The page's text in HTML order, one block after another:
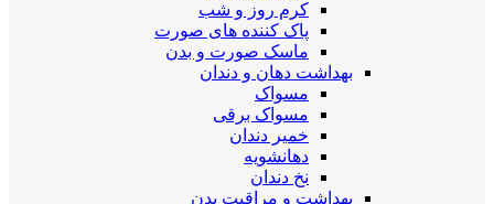
کرم روز و شب
پاک کننده های صورت
ماسک صورت و بدن
بهداشت دهان و دندان
مسواک
مسواک برقی
خمیر دندان
دهانشویه
نخ دندان
بهداشت و مراقبت بدن